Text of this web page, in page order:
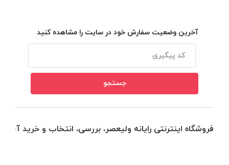
آخرین وضعیت سفارش خود در سایت را مشاهده کنید
فروشگاه اینترنتی رایانه ولیعصر، بررسی، انتخاب و خرید